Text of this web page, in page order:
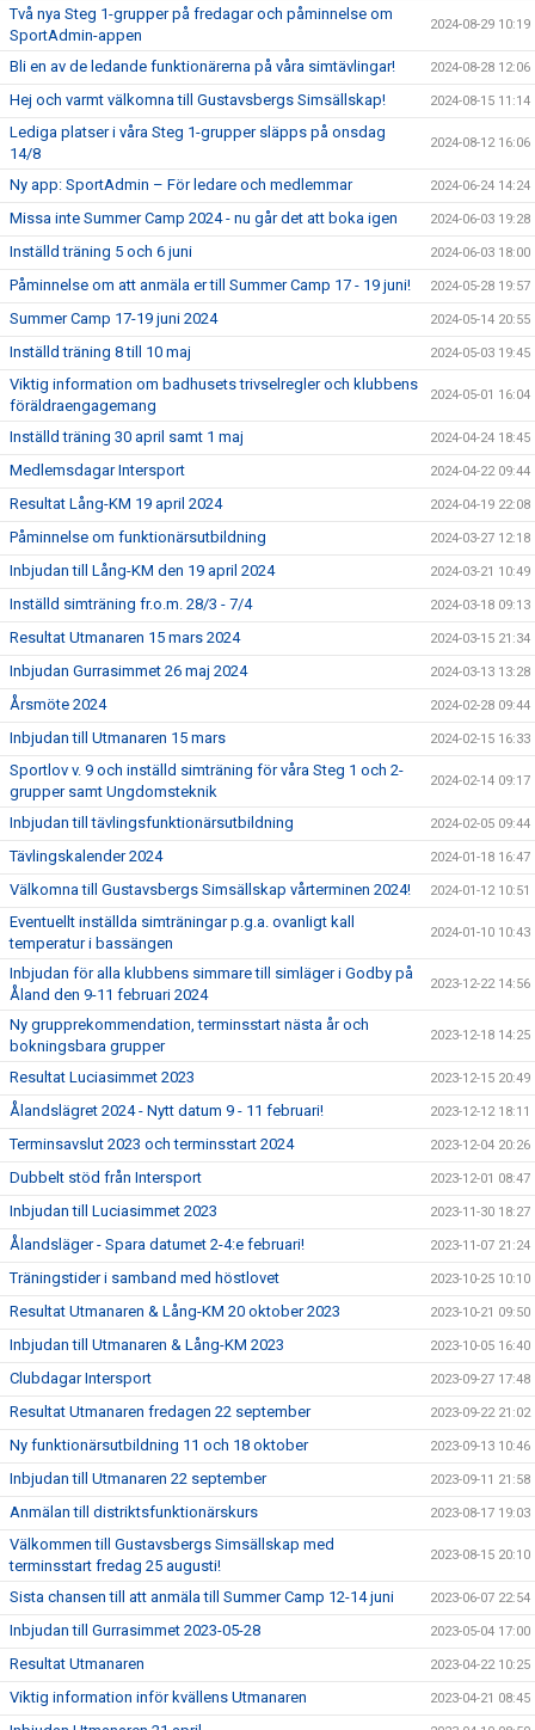
Två nya Steg 1-grupper på fredagar och påminnelse om
SportAdmin-appen
2024-08-29 10:19
Bli en av de ledande funktionärerna på våra simtävlingar! 2024-08-28 12:06
Hej och varmt välkomna till Gustavsbergs Simsällskap! 2024-08-15 11:14
Lediga platser i våra Steg 1-grupper släpps på onsdag
14/8
2024-08-12 16:06
Ny app: SportAdmin – För ledare och medlemmar 2024-06-24 14:24
Missa inte Summer Camp 2024 - nu går det att boka igen 2024-06-03 19:28
Inställd träning 5 och 6 juni 2024-06-03 18:00
Påminnelse om att anmäla er till Summer Camp 17 - 19 juni! 2024-05-28 19:57
Summer Camp 17-19 juni 2024 2024-05-14 20:55
Inställd träning 8 till 10 maj 2024-05-03 19:45
Viktig information om badhusets trivselregler och klubbens
föräldraengagemang
2024-05-01 16:04
Inställd träning 30 april samt 1 maj 2024-04-24 18:45
Medlemsdagar Intersport 2024-04-22 09:44
Resultat Lång-KM 19 april 2024 2024-04-19 22:08
Påminnelse om funktionärsutbildning 2024-03-27 12:18
Inbjudan till Lång-KM den 19 april 2024 2024-03-21 10:49
Inställd simträning fr.o.m. 28/3 - 7/4 2024-03-18 09:13
Resultat Utmanaren 15 mars 2024 2024-03-15 21:34
Inbjudan Gurrasimmet 26 maj 2024 2024-03-13 13:28
Årsmöte 2024 2024-02-28 09:44
Inbjudan till Utmanaren 15 mars 2024-02-15 16:33
Sportlov v. 9 och inställd simträning för våra Steg 1 och 2-
grupper samt Ungdomsteknik
2024-02-14 09:17
Inbjudan till tävlingsfunktionärsutbildning 2024-02-05 09:44
Tävlingskalender 2024 2024-01-18 16:47
Välkomna till Gustavsbergs Simsällskap vårterminen 2024! 2024-01-12 10:51
Eventuellt inställda simträningar p.g.a. ovanligt kall
temperatur i bassängen
2024-01-10 10:43
Inbjudan för alla klubbens simmare till simläger i Godby på
Åland den 9-11 februari 2024
2023-12-22 14:56
Ny grupprekommendation, terminsstart nästa år och
bokningsbara grupper
2023-12-18 14:25
Resultat Luciasimmet 2023 2023-12-15 20:49
Ålandslägret 2024 - Nytt datum 9 - 11 februari! 2023-12-12 18:11
Terminsavslut 2023 och terminsstart 2024 2023-12-04 20:26
Dubbelt stöd från Intersport 2023-12-01 08:47
Inbjudan till Luciasimmet 2023 2023-11-30 18:27
Ålandsläger - Spara datumet 2-4:e februari! 2023-11-07 21:24
Träningstider i samband med höstlovet 2023-10-25 10:10
Resultat Utmanaren & Lång-KM 20 oktober 2023 2023-10-21 09:50
Inbjudan till Utmanaren & Lång-KM 2023 2023-10-05 16:40
Clubdagar Intersport 2023-09-27 17:48
Resultat Utmanaren fredagen 22 september 2023-09-22 21:02
Ny funktionärsutbildning 11 och 18 oktober 2023-09-13 10:46
Inbjudan till Utmanaren 22 september 2023-09-11 21:58
Anmälan till distriktsfunktionärskurs 2023-08-17 19:03
Välkommen till Gustavsbergs Simsällskap med
terminsstart fredag 25 augusti!
2023-08-15 20:10
Sista chansen till att anmäla till Summer Camp 12-14 juni 2023-06-07 22:54
Inbjudan till Gurrasimmet 2023-05-28 2023-05-04 17:00
Resultat Utmanaren 2023-04-22 10:25
Viktig information inför kvällens Utmanaren 2023-04-21 08:45